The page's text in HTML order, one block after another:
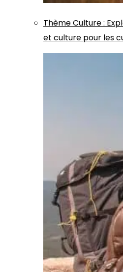
ThèmeCulture:
et culture pour les